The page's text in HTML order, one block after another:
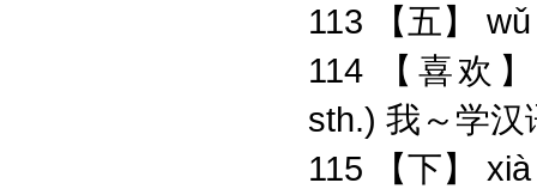
113 【五】
114 【喜欢
sth.) 我～学
115 【下】